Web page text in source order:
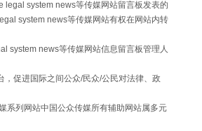
system news等传媒网站留言板发表的
system news等传媒网站有权在网站内转
system news等传媒网站信息留言板管理人
促进国际之间公众/民众/公民对法律、政
系列网站中国公众传媒所有辅助网站属多元